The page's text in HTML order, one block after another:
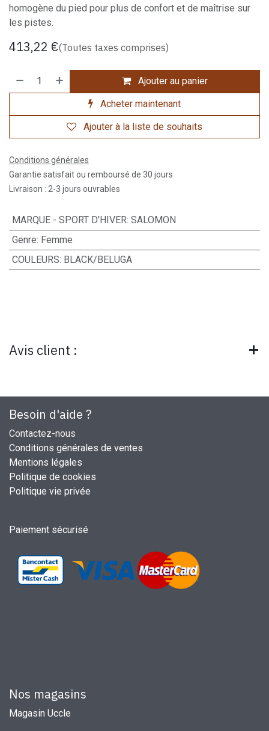
homogène du pied pour plus de confort et de maîtrise sur
les pistes.
413,22 €(Toutes taxes comprises)
Ajouter au panier
Acheter maintenant
Ajouter à la liste de souhaits
Conditions générales
Garantie satisfait ou remboursé de 30 jours
Livraison : 2-3 jours ouvrables
MARQUE - SPORT D'HIVER: SALOMON
Genre: Femme
COULEURS: BLACK/BELUGA
Avis client :
Besoin d'aide ?
Contactez-nous
Conditions générales de ventes
Mentions légales
Politique de cookies
Politique vie privée
Paiement sécurisé
Nos magasins
Magasin Uccle